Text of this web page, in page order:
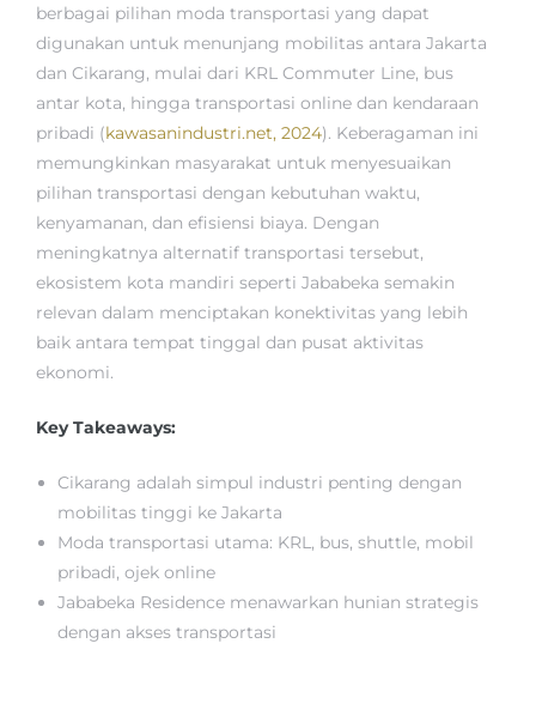
berbagai pilihan moda transportasi yang dapat
digunakan untuk menunjang mobilitas antara Jakarta
dan Cikarang, mulai dari KRL Commuter Line, bus
antar kota, hingga transportasi online dan kendaraan
pribadi (kawasanindustri.net, 2024). Keberagaman ini
memungkinkan masyarakat untuk menyesuaikan
pilihan transportasi dengan kebutuhan waktu,
kenyamanan, dan efisiensi biaya. Dengan
meningkatnya alternatif transportasi tersebut,
ekosistem kota mandiri seperti Jababeka semakin
relevan dalam menciptakan konektivitas yang lebih
baik antara tempat tinggal dan pusat aktivitas
ekonomi.
Key Takeaways:
Cikarang adalah simpul industri penting dengan
mobilitas tinggi ke Jakarta
Moda transportasi utama: KRL, bus, shuttle, mobil
pribadi, ojek online
Jababeka Residence menawarkan hunian strategis
dengan akses transportasi